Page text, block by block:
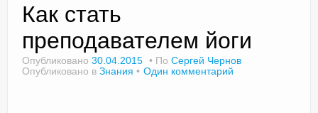
Доктор Чернов
Как стать
преподавателем йоги
Опубликовано 30.04.2015 По Сергей Чернов
Опубликовано в Знания Один комментарий